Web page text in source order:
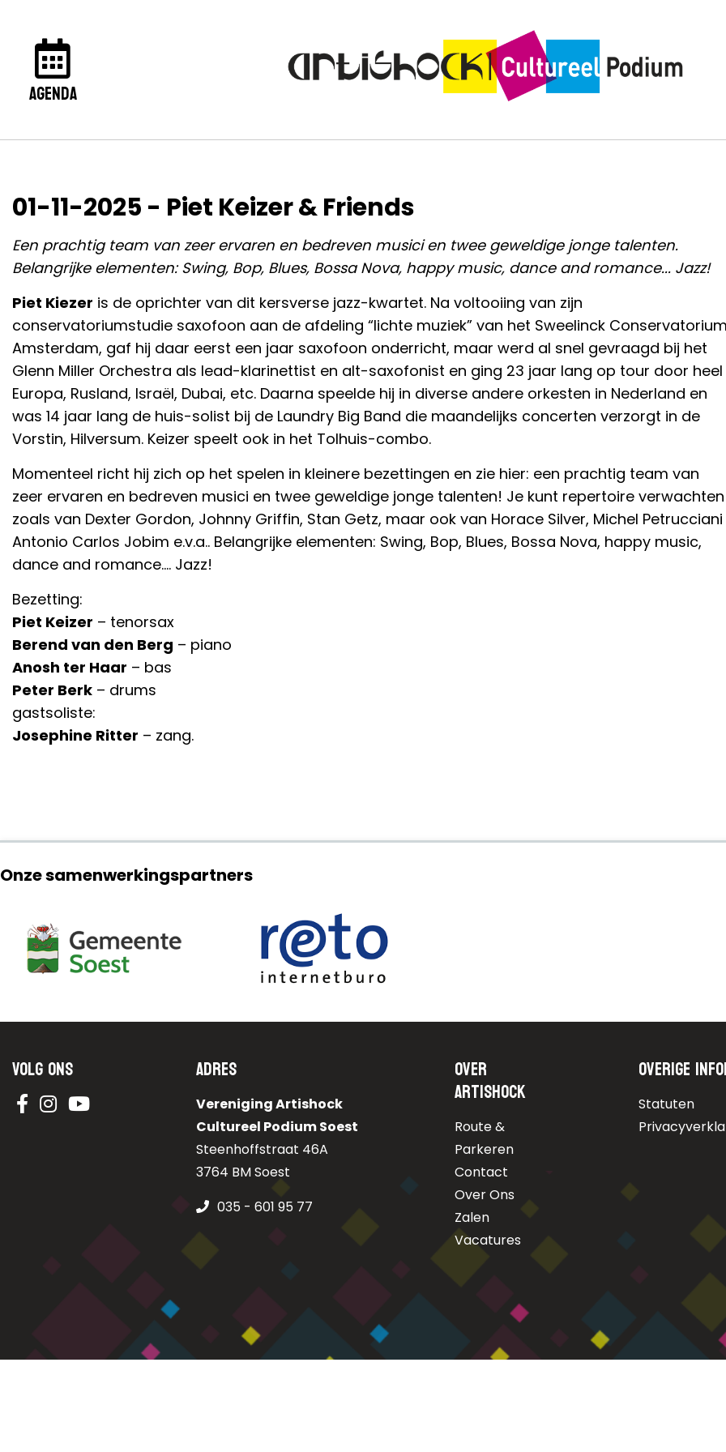
agenda
01-11-2025 - Piet Keizer & Friends
Een prachtig team van zeer ervaren en bedreven musici en twee geweldige jonge talenten.
Belangrijke elementen: Swing, Bop, Blues, Bossa Nova, happy music, dance and romance... Jazz!
Piet Kiezer is de oprichter van dit kersverse jazz-kwartet. Na voltooiing van zijn
conservatoriumstudie saxofoon aan de afdeling “lichte muziek” van het Sweelinck
Amsterdam, gaf hij daar eerst een jaar saxofoon onderricht, maar werd al snel gevraagd bij het
Glenn Miller Orchestra als lead-klarinettist en alt-saxofonist en ging 23 jaar lang op tour door heel
Europa, Rusland, Israël, Dubai, etc. Daarna speelde hij in diverse andere orkesten in Nederland en
was 14 jaar lang de huis-solist bij de Laundry Big Band die maandelijks concerten verzorgt in de
Vorstin, Hilversum. Keizer speelt ook in het Tolhuis-combo.
Momenteel richt hij zich op het spelen in kleinere bezettingen en zie hier: een prachtig team van
zeer ervaren en bedreven musici en twee geweldige jonge talenten! Je kunt repertoire verwachten
zoals van Dexter Gordon, Johnny Griffin, Stan Getz, maar ook van Horace Silver, Michel Petrucciani
Antonio Carlos Jobim e.v.a.. Belangrijke elementen: Swing, Bop, Blues, Bossa Nova, happy music,
dance and romance…. Jazz!
Bezetting:
Piet Keizer – tenorsax
Berend van den Berg – piano
Anosh ter Haar – bas
Peter Berk – drums
gastsoliste:
Josephine Ritter – zang.
Onze samenwerkingspartners
Volg ons Adres
Vereniging Artishock
Cultureel Podium Soest
Steenhoffstraat 46A
3764 BM Soest
035 - 601 95 77
Over
Artishock
Route &
Parkeren
Contact
Over Ons
Zalen
Vacatures
Overige
Statuten